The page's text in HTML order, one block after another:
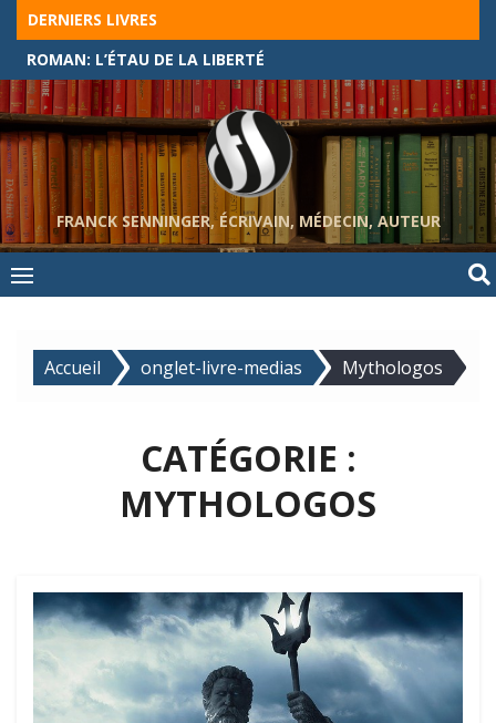
Skip
content
DERNIERS LIVRES
ROMAN: L’ÉTAU DE LA LIBERTÉ
FRANCK SENNINGER, ÉCRIVAIN, MÉDECIN, AUTEUR
Accueil onglet-livre-medias Mythologos
CATÉGORIE :
MYTHOLOGOS